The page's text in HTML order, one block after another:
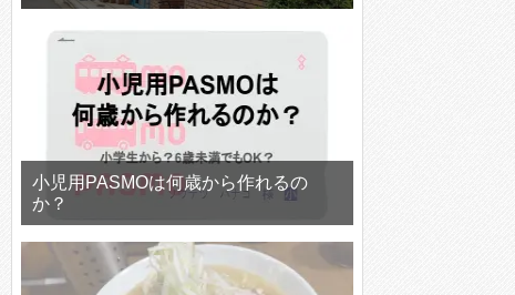
小児用PASMOは何歳から作れるの
か？